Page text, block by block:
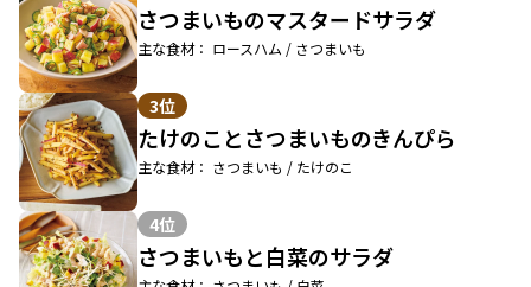
さつまいものマスタードサラダ
主な食材： ロースハム / さつまいも
3位
たけのことさつまいものきんぴら
主な食材： さつまいも / たけのこ
4位
さつまいもと白菜のサラダ